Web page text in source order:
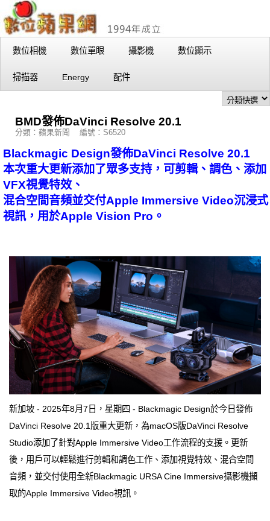
數位相機 數位單眼 攝影機 數位顯示
掃描器 Energy 配件
BMD發佈DaVinci Resolve 20.1
分類：蘋果新聞 編號：S6520
Blackmagic Design發佈DaVinci Resolve 20.1
本次重大更新添加了眾多支持，可剪輯、調色、添加
VFX視覺特效、
混合空間音頻並交付Apple Immersive Video沉浸式
視訊，用於Apple Vision Pro。
新加坡 - 2025年8月7日，星期四 - Blackmagic Design於今日發佈
DaVinci Resolve 20.1版重大更新，為macOS版DaVinci Resolve
Studio添加了針對Apple Immersive Video工作流程的支援。更新
後，用戶可以輕鬆進行剪輯和調色工作、添加視覺特效、混合空間
音頻，並交付使用全新Blackmagic URSA Cine Immersive攝影機擷
取的Apple Immersive Video視訊。